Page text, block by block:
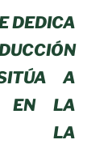
DEDICA
A
EN LA
LA